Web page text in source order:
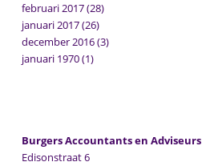
februari 2017(28)
januari 2017(26)
december 2016(3)
januari 1970(1)
Burgers Accountants en Adviseurs
Edisonstraat 6